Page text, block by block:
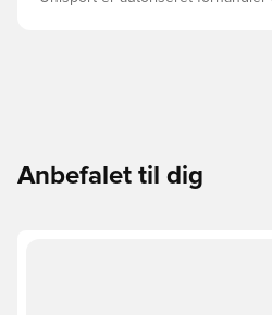
Anbefalet til dig